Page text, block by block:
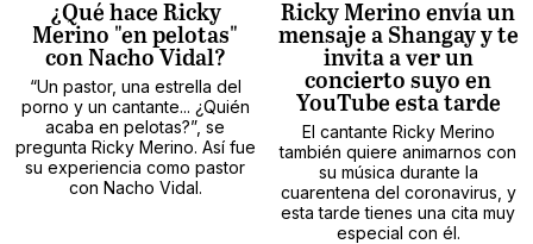
¿Qué hace Ricky
Merino "en pelotas"
con Nacho Vidal?
“Un pastor, una estrella del
porno y un cantante... ¿Quién
acaba en pelotas?”, se
pregunta Ricky Merino. Así fue
su experiencia como pastor
con Nacho Vidal.
Ricky Merino envía un
mensaje a Shangay y te
invita a ver un
concierto suyo en
YouTube esta tarde
El cantante Ricky Merino
también quiere animarnos con
su música durante la
cuarentena del coronavirus, y
esta tarde tienes una cita muy
especial con él.